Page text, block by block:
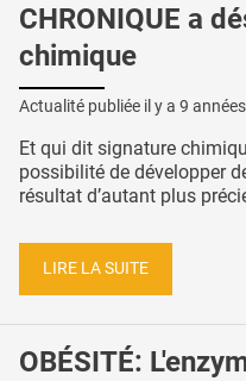
CHRONIQUE a
chimique
Actualité publiée il y a 9
Et qui dit signature
possibilité de développer
résultat d’autant plus
LIRE LA SUITE
OBÉSITÉ: